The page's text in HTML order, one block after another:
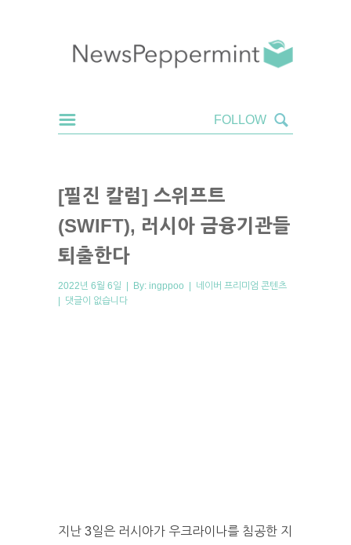
[필진 칼럼] 스위프트
(SWIFT), 러시아 금융기관들
퇴출한다
2022년 6월 6일 | By: ingppoo | 네이버 프리미엄 콘텐츠
| 댓글이 없습니다
지난 3일은 러시아가 우크라이나를 침공한 지